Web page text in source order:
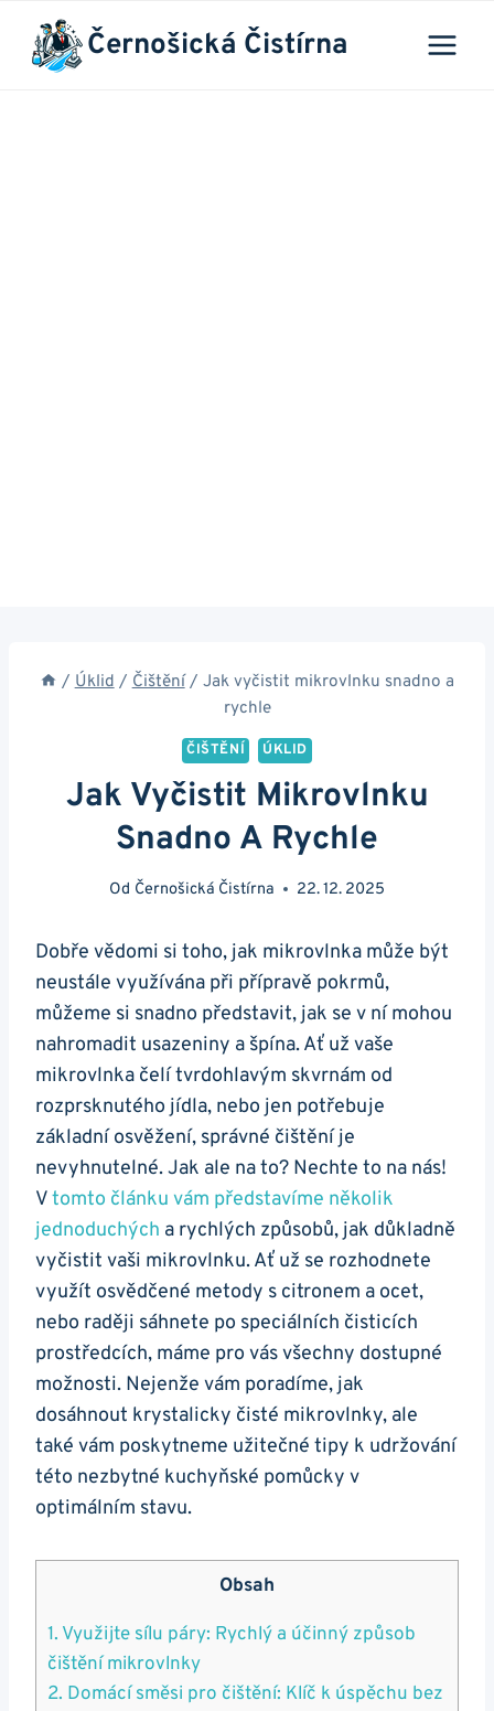
Přeskočit
obsah
Černošická Čistírna
/ Úklid / Čištění / Jak vyčistit mikrovlnku snadno a
rychle
ČIŠTĚNÍ ÚKLID
Jak Vyčistit Mikrovlnku
Snadno A Rychle
Od Černošická Čistírna 22. 12. 2025
Dobře vědomi si toho, jak mikrovlnka​ může být
neustále využívána⁢ při přípravě pokrmů,
můžeme si ‌snadno představit, jak se⁣ v ní mohou
nahromadit⁣ usazeniny a špína. Ať už vaše
mikrovlnka čelí⁤ tvrdohlavým skvrnám od
rozprsknutého‍ jídla, nebo‌ jen potřebuje
základní osvěžení,‍ správné čištění‌ je‍
nevyhnutelné. Jak⁣ ale na to? Nechte‍ to na nás!⁢
Vtomto článku⁣ vám představíme několik⁢
jednoduchých a rychlých způsobů, jak důkladně
vyčistit‌ vaši mikrovlnku. Ať už⁤ se ⁢rozhodnete
využít osvědčené‍ metody s citronem a ‍ocet,
⁣nebo raději sáhnete ⁣po speciálních čisticích
prostředcích, ​máme pro vás všechny dostupné
možnosti. Nejenže vám poradíme, jak
dosáhnout krystalicky ⁢čisté mikrovlnky, ale
⁣také vám poskytneme užitečné tipy k ⁤udržování
⁤této nezbytné kuchyňské pomůcky ⁤v
optimálním stavu.
Obsah
1. Využijte sílu páry: Rychlý a účinný způsob
čištění mikrovlnky
2. Domácí směsi ‍pro čištění:​ Klíč k úspěchu bez